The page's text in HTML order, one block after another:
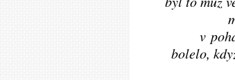
v
bolelo,